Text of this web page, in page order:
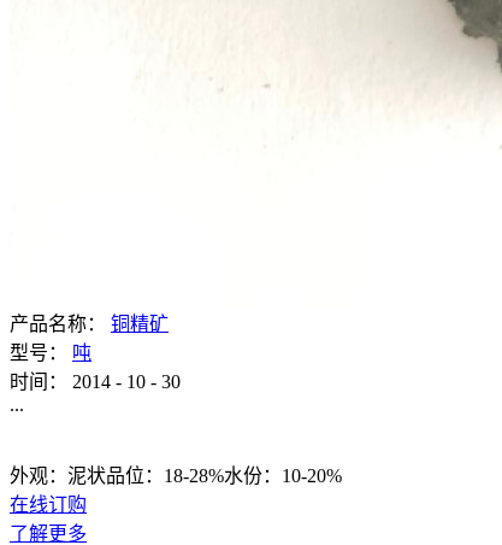
产品名称：
铜精矿
型号：
吨
时间：
2014 - 10 - 30
...
外观：泥状品位：18-28%水份：10-20%
在线订购
了解更多